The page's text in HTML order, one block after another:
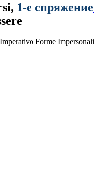
, 1-е спряжение
Imperativo Forme Impersonali